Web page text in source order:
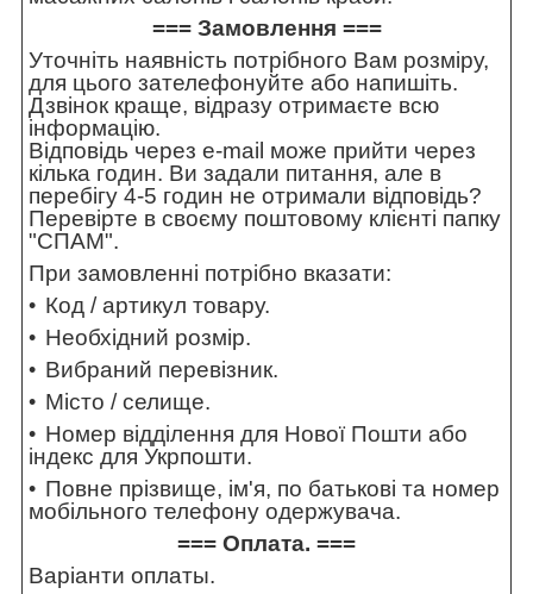
=== Замовлення ===
Уточніть наявність потрібного Вам розміру,
для цього зателефонуйте або напишіть.
Дзвінок краще, відразу отримаєте всю
інформацію.
Відповідь через e-mail може прийти через
кілька годин. Ви задали питання, але в
перебігу 4-5 годин не отримали відповідь?
Перевірте в своєму поштовому клієнті папку
"СПАМ".
При замовленні потрібно вказати:
Код / артикул товару.
Необхідний розмір.
Вибраний перевізник.
Місто / селище.
Номер відділення для Нової Пошти або
індекс для Укрпошти.
Повне прізвище, ім'я, по батькові та номер
мобільного телефону одержувача.
=== Оплата. ===
Варіанти оплаты.